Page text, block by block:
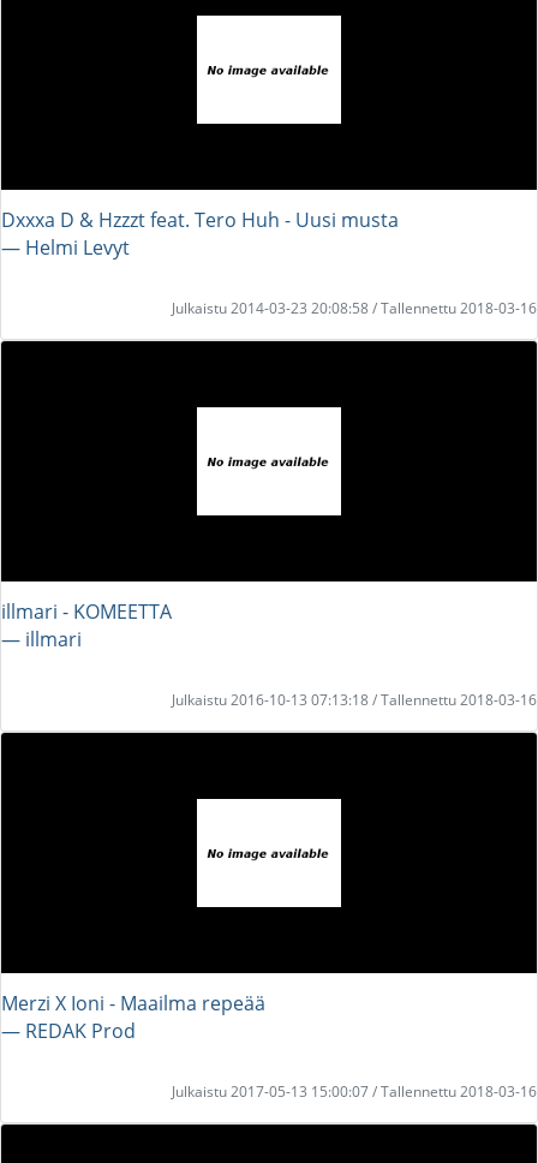
Dxxxa D & Hzzzt feat. Tero Huh - Uusi musta
― Helmi Levyt
Julkaistu 2014-03-23 20:08:58 / Tallennettu 2018-03-16
illmari - KOMEETTA
― illmari
Julkaistu 2016-10-13 07:13:18 / Tallennettu 2018-03-16
Merzi X Ioni - Maailma repeää
― REDAK Prod
Julkaistu 2017-05-13 15:00:07 / Tallennettu 2018-03-16